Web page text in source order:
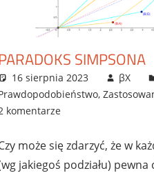
SIMPSONA
16 sierpnia 2023 βX
,
komentarze
może się zdarzyć, że w
jakiegoś podziału)